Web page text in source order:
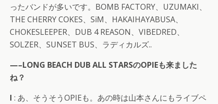
ったバンドが多いです。BOMB FACTORY、UZUMAKI、
THE CHERRY COKES、SiM、HAKAIHAYABUSA、
CHOKESLEEPER、DUB 4 REASON、VIBEDRED、
SOLZER、SUNSET BUS、ラディカルズ..
—–LONG BEACH DUB ALL STARSのOPIEも来ました
ね？
I : あ、そうそうOPIEも。あの時は山本さんにもライブペ